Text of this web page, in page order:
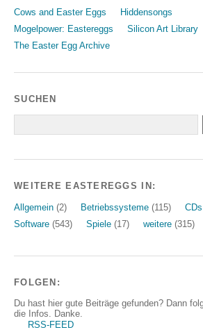
Cows and Easter Eggs
Hiddensongs
Mogelpower: Eastereggs
Silicon Art Library
The Easter Egg Archive
SUCHEN
WEITERE EASTEREGGS IN:
Allgemein (2) Betriebssysteme (115) CDs
Software (543) Spiele (17) weitere (315)
FOLGEN:
Du hast hier gute Beiträge gefunden? Dann
die Infos. Danke.
RSS-FEED